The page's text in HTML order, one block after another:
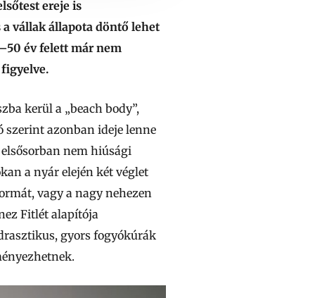
ereje is
vállak állapota döntő lehet
év felett már nem
kerül a „beach body”,
szerint azonban ideje lenne
nem hiúsági
a nyár elején két véglet
vagy a nagy nehezen
Fitlét alapítója
gyors fogyókúrák